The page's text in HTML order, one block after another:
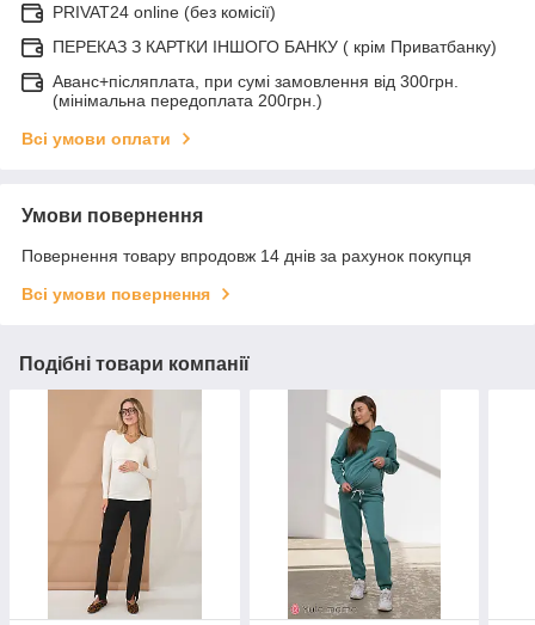
PRIVAT24 online (без комісії)
ПЕРЕКАЗ З КАРТКИ ІНШОГО БАНКУ ( крім Приватбанку)
Аванс+післяплата, при сумі замовлення від 300грн.
(мінімальна передоплата 200грн.)
Всі умови оплати
Умови повернення
Повернення товару впродовж 14 днів за рахунок покупця
Всі умови повернення
Подібні товари компанії